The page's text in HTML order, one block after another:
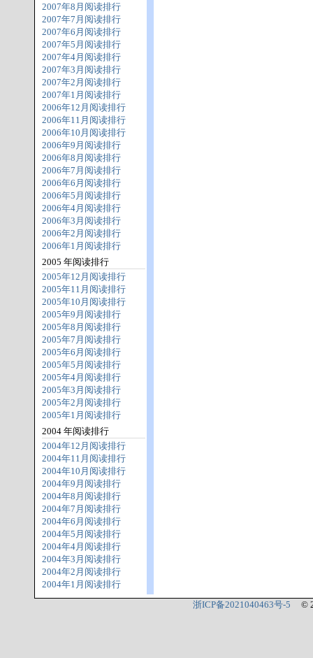
2007年8月阅读排行
2007年7月阅读排行
2007年6月阅读排行
2007年5月阅读排行
2007年4月阅读排行
2007年3月阅读排行
2007年2月阅读排行
2007年1月阅读排行
2006年12月阅读排行
2006年11月阅读排行
2006年10月阅读排行
2006年9月阅读排行
2006年8月阅读排行
2006年7月阅读排行
2006年6月阅读排行
2006年5月阅读排行
2006年4月阅读排行
2006年3月阅读排行
2006年2月阅读排行
2006年1月阅读排行
2005 年阅读排行
2005年12月阅读排行
2005年11月阅读排行
2005年10月阅读排行
2005年9月阅读排行
2005年8月阅读排行
2005年7月阅读排行
2005年6月阅读排行
2005年5月阅读排行
2005年4月阅读排行
2005年3月阅读排行
2005年2月阅读排行
2005年1月阅读排行
2004 年阅读排行
2004年12月阅读排行
2004年11月阅读排行
2004年10月阅读排行
2004年9月阅读排行
2004年8月阅读排行
2004年7月阅读排行
2004年6月阅读排行
2004年5月阅读排行
2004年4月阅读排行
2004年3月阅读排行
2004年2月阅读排行
2004年1月阅读排行
浙ICP备2021040463号-5 ©